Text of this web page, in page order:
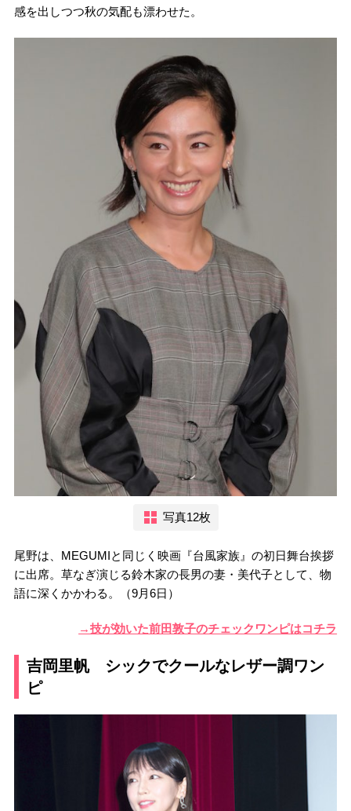
感を出しつつ秋の気配も漂わせた。
写真12枚
尾野は、MEGUMIと同じく映画『台風家族』の初日舞台挨拶
に出席。草なぎ演じる鈴木家の長男の妻・美代子として、物
語に深くかかわる。（9月6日）
→技が効いた前田敦子のチェックワンピはコチラ
吉岡里帆 シックでクールなレザー調ワン
ピ